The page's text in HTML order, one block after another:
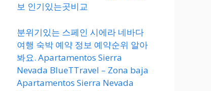
보 인기있는곳비교
분위기있는 스페인 시에라 네바다
여행 숙박 예약 정보 예약순위 알아
봐요. Apartamentos Sierra
Nevada BlueTTravel – Zona baja
Apartamentos Sierra Nevada